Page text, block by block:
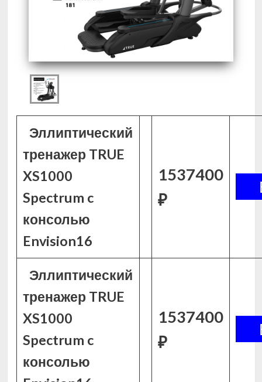
Эллиптический
тренажер TRUE
XS1000
Spectrum c
консолью
Envision16
1537400
₽
Эллиптический
тренажер TRUE
XS1000
Spectrum c
консолью
1537400
₽